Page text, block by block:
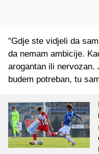
"Gdje ste vidjeli da
da nemam ambicije.
arogantan ili
budem potreban, tu